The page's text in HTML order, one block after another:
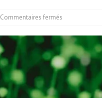
Commentaires fermés